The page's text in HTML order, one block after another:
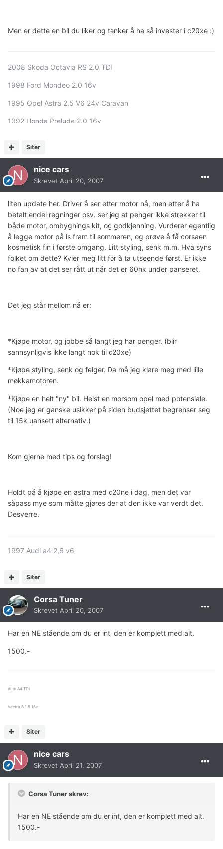
Men er dette en bil du liker og tenker å ha så invester i c20xe :)
Siter
2008 Skoda Octavia RS 2.0 TDI
1998 Ford Mondeo 2.0 16v
1995 Opel Astra 2.5 V6 24v Caravan
1992 Honda Prelude 2.0 16v
nice cars
Skrevet April 20, 2007
liten update her. Driver å ser etter motor nå, men etter å ha
betalt endel regninger osv. ser jeg at penger ikke strekker til
både motor, ombygnings kit, og godkjenning. Vurderer egentlig
å legge motor på is fram til sommeren, og prøve å få corsaen
kosmetisk fin i første omgang. Litt styling, senk m.m. Hva syns
folket om dette? Kvier meg litt for å ta utseende først. Er ikke
no fan av at det ser rått ut når det er 60hk under panseret.
Det jeg står mellom nå er:
*Kjøpe motor, og jobbe så langt jeg har penger. (blir
sannsynligvis ikke langt nok til c20xe)
*Kjøpe styling, senk og felger. Da må jeg klare meg med lille
møkkamotoren.
*Kjøpe en helt "ny" bil. Helst en morsom opel med potensiale.
(Noe jeg er ganske usikker på siden budsjettet begrenser seg
til 15k uansett alternativ.)
Kom gjerne med tips og forslag!
Holdt på å kjøpe en astra med c20ne i dag, men det var
såpass mye som måtte gjøres der at den ikke var verdt det.
Desverre.
Siter
1997 Audi a4 2,6 v6
Corsa Tuner
Skrevet April 20, 2007
Har en NE stående om du er int, den er komplett med alt.
1500.-
Siter
Audi A4 TDI
Vectra B 1.8 16v
nice cars
Skrevet April 21, 2007
Corsa Tuner skrev:
Har en NE stående om du er int, den er komplett med alt.
1500.-